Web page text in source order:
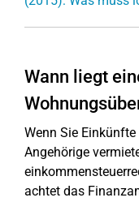
Wann liegt
Wenn Sie
Angehörige
achtet das